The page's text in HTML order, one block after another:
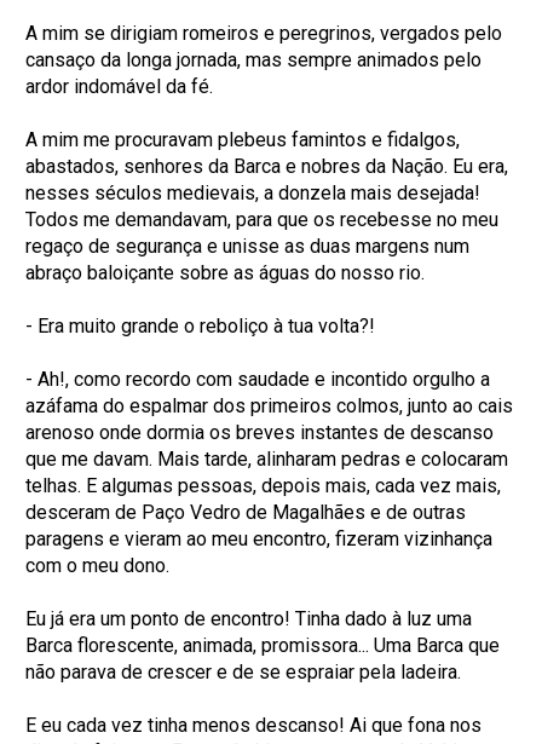
A mim se dirigiam romeiros e peregrinos, vergados pelo
cansaço da longa jornada, mas sempre animados pelo
ardor indomável da fé.
A mim me procuravam plebeus famintos e fidalgos,
abastados, senhores da Barca e nobres da Nação. Eu era,
nesses séculos medievais, a donzela mais desejada!
Todos me demandavam, para que os recebesse no meu
regaço de segurança e unisse as duas margens num
abraço baloiçante sobre as águas do nosso rio.
- Era muito grande o reboliço à tua volta?!
- Ah!, como recordo com saudade e incontido orgulho a
azáfama do espalmar dos primeiros colmos, junto ao cais
arenoso onde dormia os breves instantes de descanso
que me davam. Mais tarde, alinharam pedras e colocaram
telhas. E algumas pessoas, depois mais, cada vez mais,
desceram de Paço Vedro de Magalhães e de outras
paragens e vieram ao meu encontro, fizeram vizinhança
com o meu dono.
Eu já era um ponto de encontro! Tinha dado à luz uma
Barca florescente, animada, promissora... Uma Barca que
não parava de crescer e de se espraiar pela ladeira.
E eu cada vez tinha menos descanso! Ai que fona nos